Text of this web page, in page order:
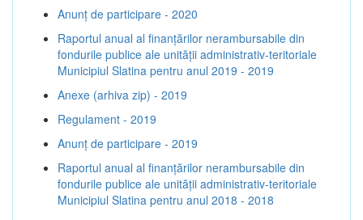
Anunț de participare - 2020
Raportul anual al finanțărilor nerambursabile din
fondurile publice ale unității administrativ-teritoriale
Municipiul Slatina pentru anul 2019 - 2019
Anexe (arhiva zip) - 2019
Regulament - 2019
Anunț de participare - 2019
Raportul anual al finanțărilor nerambursabile din
fondurile publice ale unității administrativ-teritoriale
Municipiul Slatina pentru anul 2018 - 2018